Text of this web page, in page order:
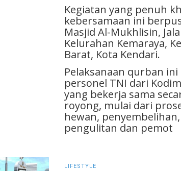
Kegiatan yang penuh
kebersamaan ini
Masjid Al-Mukhlisin,
Kelurahan Kemaraya,
Barat, Kota Kendari.
Pelaksanaan qurban
personel TNI dari
yang bekerja sama
royong, mulai dari
hewan,
pengulitan dan pemot
LIFESTYLE